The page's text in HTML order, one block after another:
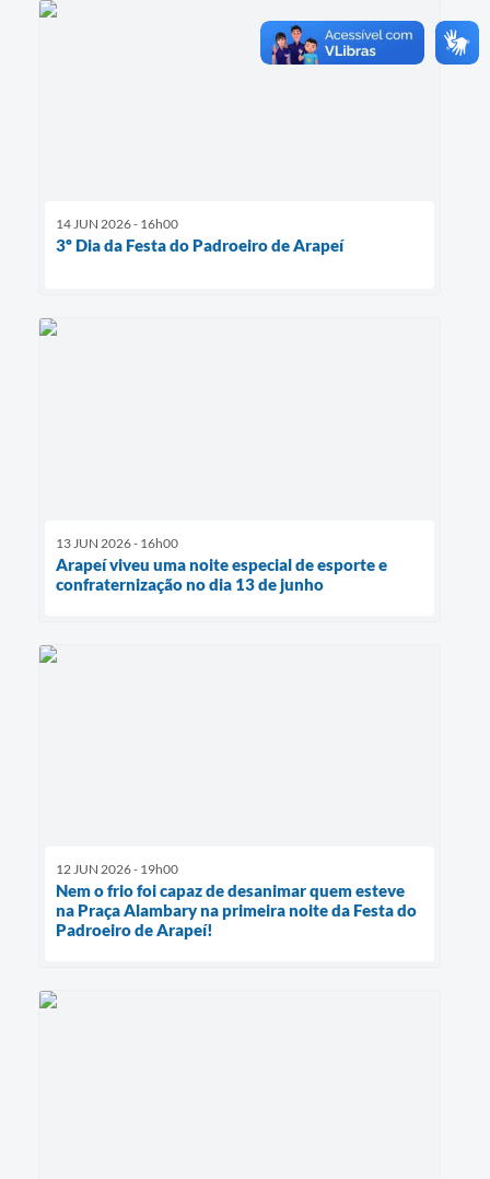
14 JUN 2026 - 16h00
3º Dia da Festa do Padroeiro de Arapeí
13 JUN 2026 - 16h00
Arapeí viveu uma noite especial de esporte e
confraternização no dia 13 de junho
12 JUN 2026 - 19h00
Nem o frio foi capaz de desanimar quem esteve
na Praça Alambary na primeira noite da Festa do
Padroeiro de Arapeí!